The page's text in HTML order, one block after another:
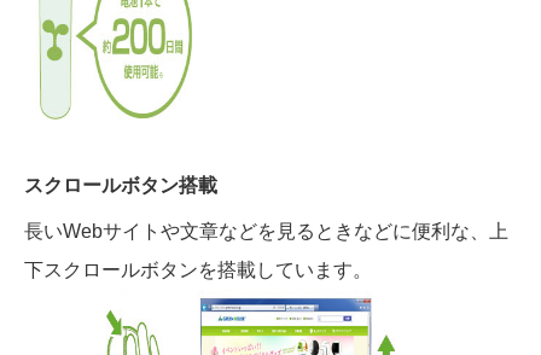
スクロールボタン搭載
長いWebサイトや文章などを見るときなどに便利な、上
下スクロールボタンを搭載しています。